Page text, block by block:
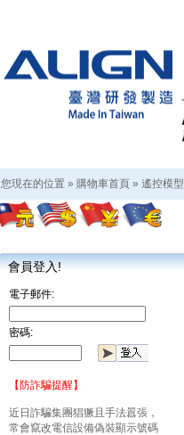
您現在的位置 » 購物車首頁 » 遙控模型
會員登入!
電子郵件:
密碼:
【防詐騙提醒】
近日詐騙集團猖獗且手法囂張，
常會竄改電信設備偽裝顯示號碼